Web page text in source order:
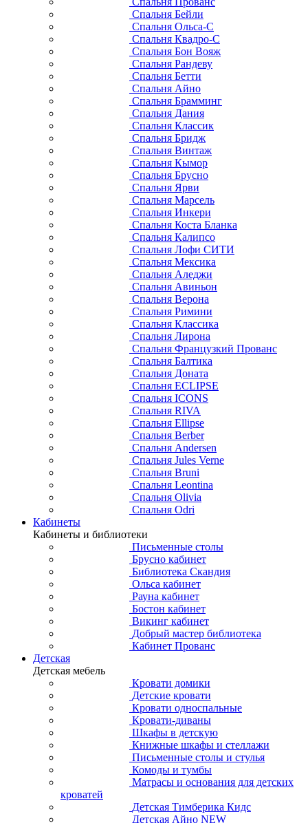
Спальня Бейли
Спальня Ольса-С
Спальня Квадро-С
Спальня Бон Вояж
Спальня Рандеву
Спальня Бетти
Спальня Айно
Спальня Брамминг
Спальня Дания
Спальня Классик
Спальня Бридж
Спальня Винтаж
Спальня Кымор
Спальня Брусно
Спальня Ярви
Спальня Марсель
Спальня Инкери
Спальня Коста Бланка
Спальня Калипсо
Спальня Лофи СИТИ
Спальня Мексика
Спальня Аледжи
Спальня Авиньон
Спальня Верона
Спальня Римини
Спальня Классика
Спальня Лирона
Спальня Французкий Прованс
Спальня Балтика
Спальня Доната
Спальня ECLIPSE
Спальня ICONS
Спальня RIVA
Спальня Ellipse
Спальня Berber
Спальня Andersen
Спальня Jules Verne
Спальня Bruni
Спальня Leontina
Спальня Olivia
Спальня Odri
Кабинеты
Кабинеты и библиотеки
Письменные столы
Брусно кабинет
Библиотека Скандия
Ольса кабинет
Рауна кабинет
Бостон кабинет
Викинг кабинет
Добрый мастер библиотека
Кабинет Прованс
Детская
Детская мебель
Кровати домики
Детские кровати
Кровати односпальные
Кровати-диваны
Шкафы в детскую
Книжные шкафы и стеллажи
Письменные столы и стулья
Комоды и тумбы
Матрасы и основания для детских
кроватей
Детская Тимберика Кидс
Детская Айно NEW